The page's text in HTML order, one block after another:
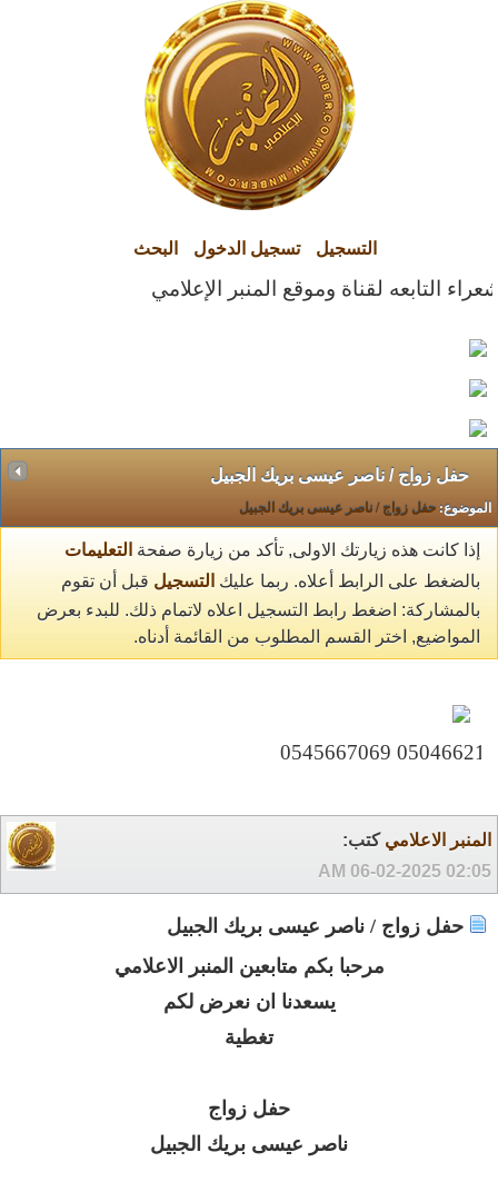
التسجيل تسجيل الدخول البحث
حفل زواج / ناصر عيسى بريك الجبيل
الموضوع: حفل زواج / ناصر عيسى بريك الجبيل
إذا كانت هذه زيارتك الاولى, تأكد من زيارة صفحة التعليمات
بالضغط على الرابط أعلاه. ربما عليك التسجيل قبل أن تقوم
بالمشاركة: اضغط رابط التسجيل اعلاه لاتمام ذلك. للبدء بعرض
المواضيع, اختر القسم المطلوب من القائمة أدناه.
المنبر الاعلامي كتب:
06-02-2025 02:05 AM
حفل زواج / ناصر عيسى بريك الجبيل
مرحبا بكم متابعين المنبر الاعلامي
يسعدنا ان نعرض لكم
تغطية
حفل زواج
ناصر عيسى بريك الجبيل